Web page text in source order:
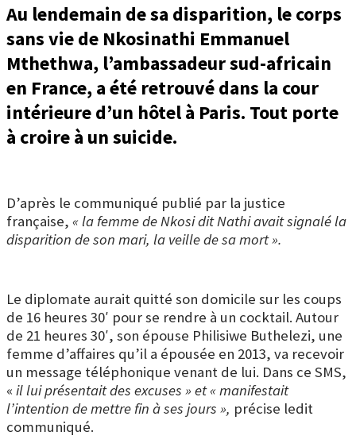
Au lendemain de sa disparition, le corps
sans vie de Nkosinathi Emmanuel
Mthethwa, l’ambassadeur sud-africain
en France, a été retrouvé dans la cour
intérieure d’un hôtel à Paris. Tout porte
à croire à un suicide.
D’après le communiqué publié par la justice
française, « la femme de Nkosi dit Nathi avait signalé la
disparition de son mari, la veille de sa mort ».
Le diplomate aurait quitté son domicile sur les coups
de 16 heures 30′ pour se rendre à un cocktail. Autour
de 21 heures 30′, son épouse Philisiwe Buthelezi, une
femme d’affaires qu’il a épousée en 2013, va recevoir
un message téléphonique venant de lui. Dans ce SMS,
« il lui présentait des excuses » et « manifestait
l’intention de mettre fin à ses jours », précise ledit
communiqué.